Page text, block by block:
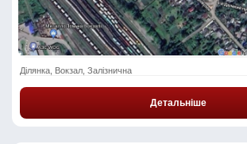
Ділянка, Вокзал, Залізнична
Детальніше